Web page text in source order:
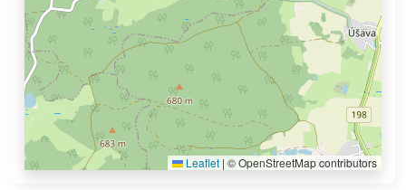
Leaflet | © OpenStreetMap contributors